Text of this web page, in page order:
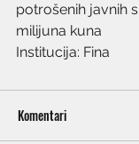
potrošenih javnih
milijuna kuna
Institucija: Fina
Komentari